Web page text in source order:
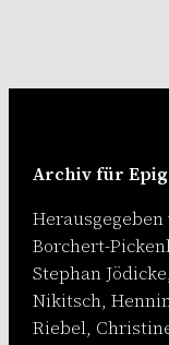
Archiv für
Borchert-
Stephan
Nikitsch,
Riebel,